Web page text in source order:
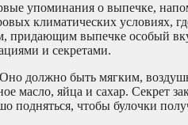
упоминания о выпечке,
климатических условиях,
придающим выпечке особый
и секретами.
Оно должно быть мягким,
масло, яйца и сахар. Секрет
подняться, чтобы булочки